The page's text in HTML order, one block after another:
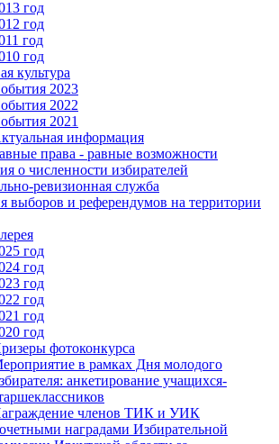
год
год
год
год
культура
2023
2022
2021
информация
права - равные возможности
о численности избирателей
ревизионная служба
выборов и референдумов на территории
год
год
год
год
год
год
фотоконкурса
в рамках Дня молодого
анкетирование учащихся-
членов ТИК и УИК
наградами Избирательной